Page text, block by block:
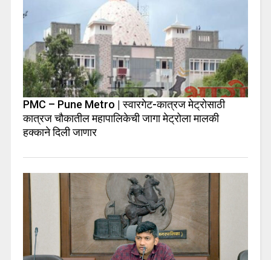
PMC – Pune Metro | स्वारगेट-कात्रज मेट्रोसाठी
कात्रज चौकातील महापालिकेची जागा मेट्रोला मालकी
हक्काने दिली जाणार